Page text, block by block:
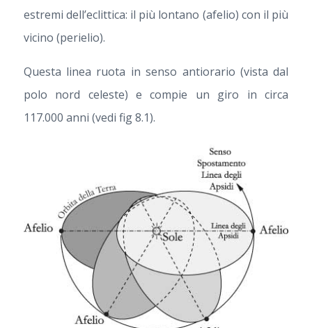
estremi dell’eclittica: il più lontano (afelio) con il più
vicino (perielio).
Questa linea ruota in senso antiorario (vista dal
polo nord celeste) e compie un giro in circa
117.000 anni (vedi fig 8.1).